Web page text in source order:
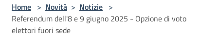
Home > Novità > Notizie >
Referendum dell'8 e 9 giugno 2025 - Opzione di voto
elettori fuori sede